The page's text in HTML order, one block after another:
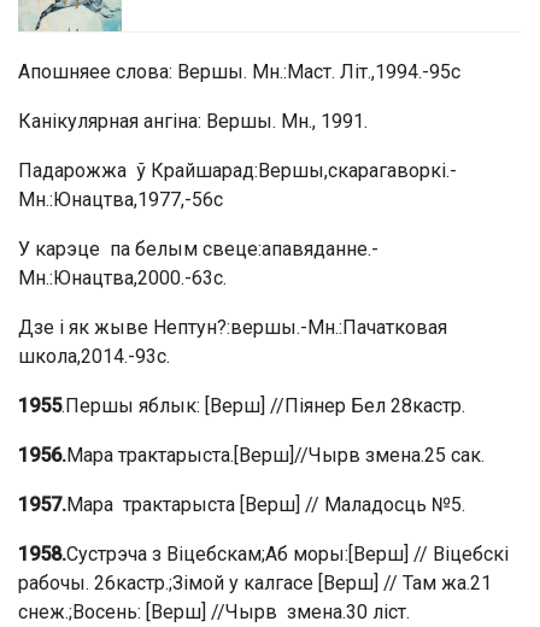
Апошняее слова: Вершы. Мн.:Маст. Літ.,1994.-95с
Канікулярная ангіна: Вершы. Мн., 1991.
Падарожжа ў Крайшарад:Вершы,скарагаворкі.-
Мн.:Юнацтва,1977,-56с
У карэце па белым свеце:апавяданне.-
Мн.:Юнацтва,2000.-63с.
Дзе і як жыве Нептун?:вершы.-Мн.:Пачатковая
школа,2014.-93с.
1955.Першы яблык: [Верш] //Піянер Бел 28кастр.
1956.Мара трактарыста.[Верш]//Чырв змена.25 сак.
1957.Мара трактарыста [Верш] // Маладосць №5.
1958.Сустрэча з Віцебскам;Аб моры:[Верш] // Віцебскі
рабочы. 26кастр.;Зімой у калгасе [Верш] // Там жа.21
снеж.;Восень: [Верш] //Чырв змена.30 ліст.